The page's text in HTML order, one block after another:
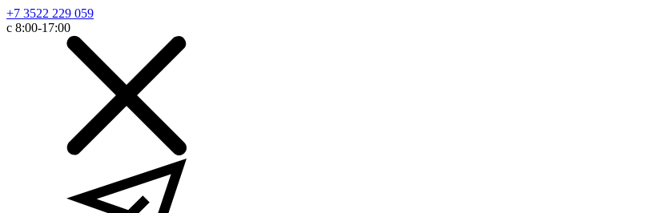
+7 3522 229 059
с 8:00-17:00